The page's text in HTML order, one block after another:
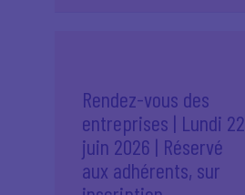
Rendez-vous des
entreprises | Lundi 22
juin 2026 | Réservé
aux adhérents, sur